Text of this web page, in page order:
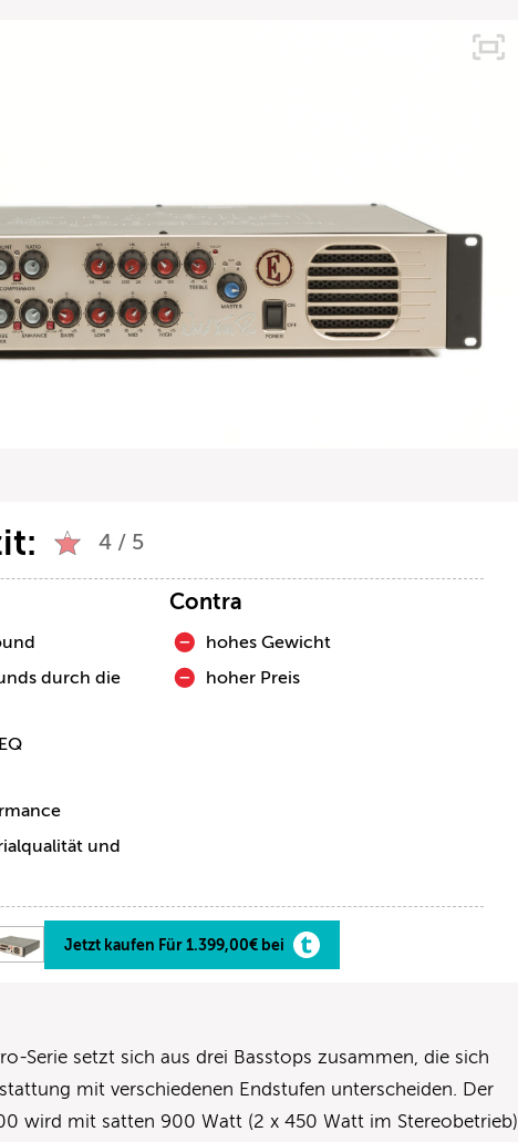
4 / 5
durch die
und
Contra
hohes Gewicht
hoher Preis
Jetzt kaufen Für 1.399,00€ bei
Serie setzt sich aus drei Basstops zusammen, die sich
mit verschiedenen Endstufen unterscheiden. Der
wird mit satten 900 Watt (2 x 450 Watt im Stereobetrieb)